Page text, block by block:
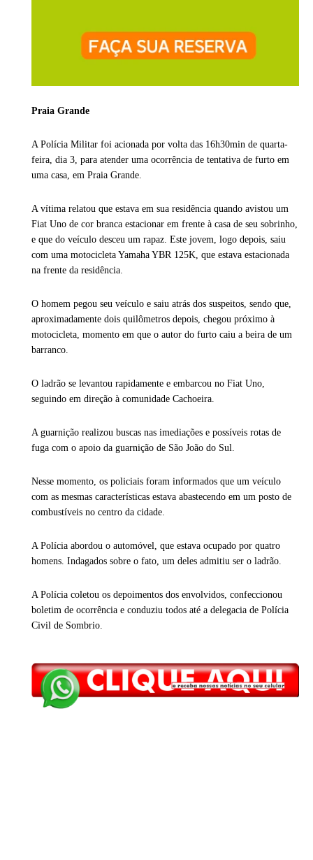
Praia Grande
A Polícia Militar foi acionada por volta das 16h30min de quarta-
feira, dia 3, para atender uma ocorrência de tentativa de furto em
uma casa, em Praia Grande.
A vítima relatou que estava em sua residência quando avistou um
Fiat Uno de cor branca estacionar em frente à casa de seu sobrinho,
e que do veículo desceu um rapaz. Este jovem, logo depois, saiu
com uma motocicleta Yamaha YBR 125K, que estava estacionada
na frente da residência.
O homem pegou seu veículo e saiu atrás dos suspeitos, sendo que,
aproximadamente dois quilômetros depois, chegou próximo à
motocicleta, momento em que o autor do furto caiu a beira de um
barranco.
O ladrão se levantou rapidamente e embarcou no Fiat Uno,
seguindo em direção à comunidade Cachoeira.
A guarnição realizou buscas nas imediações e possíveis rotas de
fuga com o apoio da guarnição de São João do Sul.
Nesse momento, os policiais foram informados que um veículo
com as mesmas características estava abastecendo em um posto de
combustíveis no centro da cidade.
A Polícia abordou o automóvel, que estava ocupado por quatro
homens. Indagados sobre o fato, um deles admitiu ser o ladrão.
A Polícia coletou os depoimentos dos envolvidos, confeccionou
boletim de ocorrência e conduziu todos até a delegacia de Polícia
Civil de Sombrio.